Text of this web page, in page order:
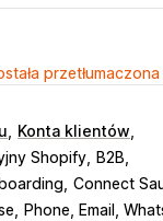
Konta klientów
Shopify
B2B
Connect
Phone, Email,